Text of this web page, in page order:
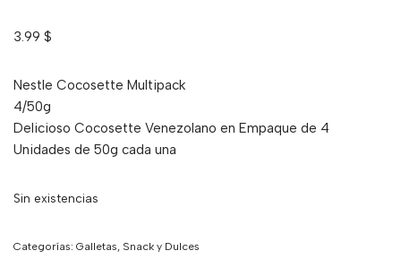
3.99 $
Nestle Cocosette Multipack
4/50g
Delicioso Cocosette Venezolano en Empaque de 4
Unidades de 50g cada una
Sin existencias
Categorías: Galletas Snack y Dulces